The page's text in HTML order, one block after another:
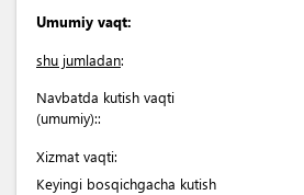
Umumiy vaqt:
shu jumladan:
Navbatda kutish vaqti
(umumiy)::
Xizmat vaqti:
Keyingi bosqichgacha kutish